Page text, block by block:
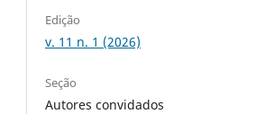
Edição
v. 11 n. 1 (2026)
Seção
Autores convidados